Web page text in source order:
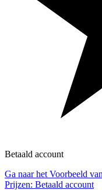
Betaald account
Ga naar het Voorbeeld
Prijzen: Betaald account